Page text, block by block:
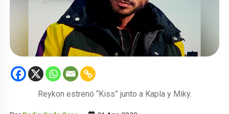
Reykon estrenó “Kiss” junto a Kapla y Miky.